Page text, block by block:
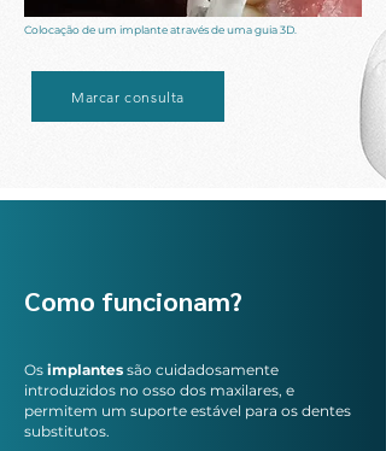
Colocação de um implante através de uma guia 3D.
Marcar consulta
Como funcionam?
Os implantes são cuidadosamente
introduzidos no osso dos maxilares, e
permitem um suporte estável para os dentes
substitutos.